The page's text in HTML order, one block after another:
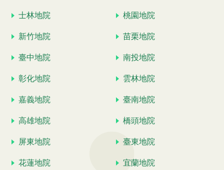
士林地院 桃園地院
新竹地院 苗栗地院
臺中地院 南投地院
彰化地院 雲林地院
嘉義地院 臺南地院
高雄地院 橋頭地院
屏東地院 臺東地院
花蓮地院 宜蘭地院